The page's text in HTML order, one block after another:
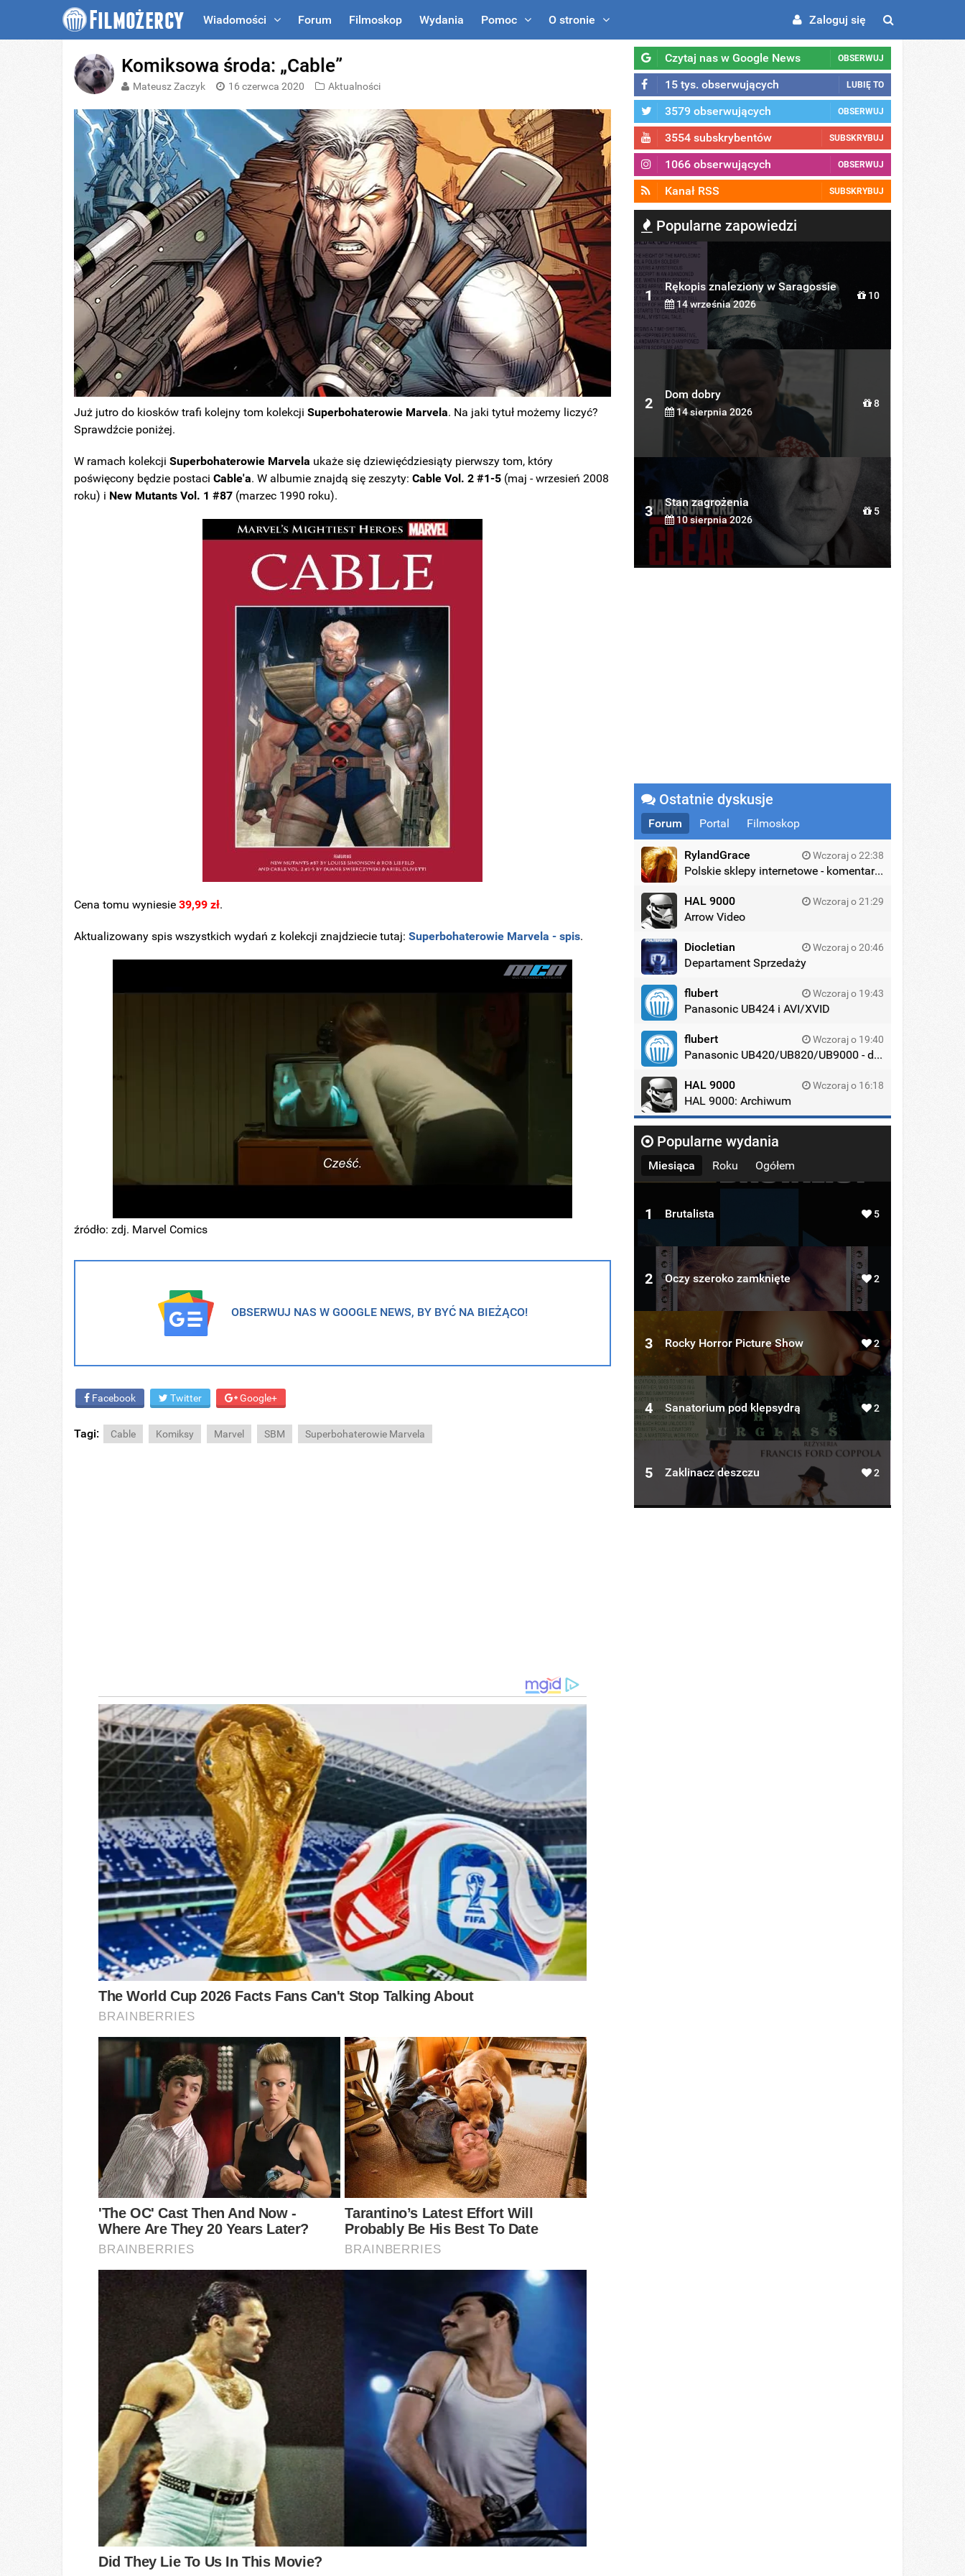
Wiadomości Forum Filmoskop Wydania Pomoc O stronie Zaloguj się
Komiksowa środa: „Cable”
Mateusz Zaczyk 16 czerwca 2020 Aktualności
Już jutro do kiosków trafi kolejny tom kolekcjiSuperbohaterowie Marvela. Na jaki tytuł możemy liczyć?
Sprawdźcie poniżej.
W ramach kolekcjiSuperbohaterowie Marvela ukaże się dziewięćdziesiąty pierwszy tom, który
poświęcony będzie postaciCable'a. W albumie znajdą się zeszyty:Cable Vol. 2 #1-5 (maj - wrzesień 2008
roku) i New Mutants Vol. 1 #87 (marzec 1990 roku).
Cena tomu wyniesie39,99 zł.
Aktualizowany spis wszystkich wydań z kolekcji znajdziecie tutaj:Superbohaterowie Marvela - spis.
źródło: zdj. Marvel Comics
OBSERWUJ NAS W GOOGLE NEWS, BY BYĆ NA BIEŻĄCO!
Facebook Twitter Google+
Tagi: Cable Komiksy Marvel SBM Superbohaterowie Marvela
Czytaj nas w Google News OBSERWUJ
15 tys. obserwujących LUBIĘ TO
3579 obserwujących OBSERWUJ
3554 subskrybentów SUBSKRYBUJ
1066 obserwujących OBSERWUJ
Kanał RSS SUBSKRYBUJ
Popularne zapowiedzi
1
Rękopis znaleziony w Saragossie
14 września 2026
10
2
Dom dobry
14 sierpnia 2026
8
3
Stan zagrożenia
10 sierpnia 2026
5
Ostatnie dyskusje
Forum Portal Filmoskop
RylandGrace Wczoraj o 22:38
Polskie sklepy internetowe - komentarze
HAL 9000 Wczoraj o 21:29
Arrow Video
Diocletian Wczoraj o 20:46
Departament Sprzedaży
flubert Wczoraj o 19:43
Panasonic UB424 i AVI/XVID
flubert Wczoraj o 19:40
Panasonic UB420/UB820/UB9000 - dyskusja
HAL 9000 Wczoraj o 16:18
HAL 9000: Archiwum
Popularne wydania
Miesiąca Roku Ogółem
1 Brutalista 5
2 Oczy szeroko zamknięte 2
3 Rocky Horror Picture Show 2
4 Sanatorium pod klepsydrą 2
5 Zaklinacz deszczu 2